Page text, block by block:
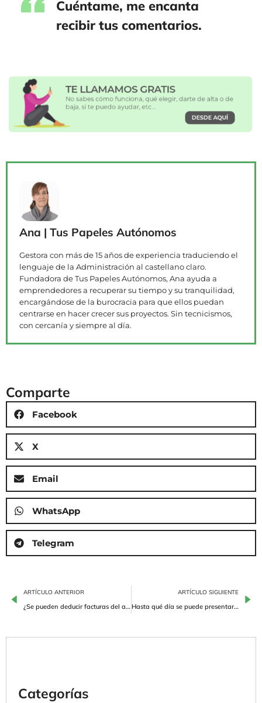
Cuéntame, me encanta
recibir tus comentarios.
Ana | Tus Papeles Autónomos
Gestora con más de 15 años de experiencia traduciendo el
lenguaje de la Administración al castellano claro.
Fundadora de Tus Papeles Autónomos, Ana ayuda a
emprendedores a recuperar su tiempo y su tranquilidad,
encargándose de la burocracia para que ellos puedan
centrarse en hacer crecer sus proyectos. Sin tecnicismos,
con cercanía y siempre al día.
Comparte
Facebook
X
Email
WhatsApp
Telegram
ARTÍCULO ANTERIOR
¿Se pueden deducir facturas del año pasado?
ARTÍCULO SIGUIENTE
Hasta qué día se puede presentar el IVA domiciliado
Categorías